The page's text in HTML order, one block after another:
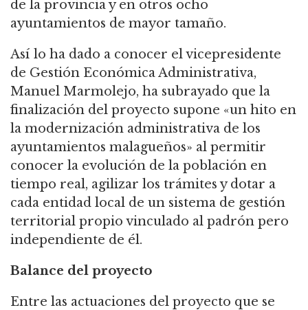
de la provincia y en otros ocho
ayuntamientos de mayor tamaño.
Así lo ha dado a conocer el vicepresidente
de Gestión Económica Administrativa,
Manuel Marmolejo, ha subrayado que la
finalización del proyecto supone «un hito en
la modernización administrativa de los
ayuntamientos malagueños» al permitir
conocer la evolución de la población en
tiempo real, agilizar los trámites y dotar a
cada entidad local de un sistema de gestión
territorial propio vinculado al padrón pero
independiente de él.
Balance del proyecto
Entre las actuaciones del proyecto que se